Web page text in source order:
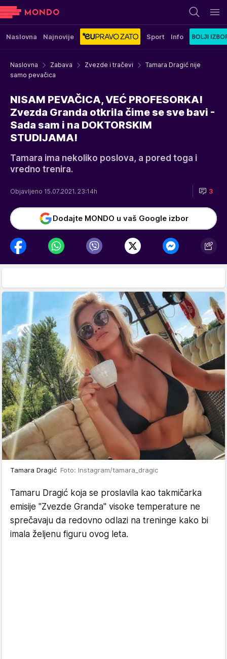
Naslovna Najnovije Sport Info
Naslovna Zabava Zvezde i tračevi
Tamara Dragić nije
samo pevačica
NISAM PEVAČICA, VEĆ PROFESORKA!
Zvezda Granda otkrila čime se sve bavi -
Sada sam i na DOKTORSKIM
STUDIJAMA!
Tamara ima nekoliko poslova, a pored toga i
vredno trenira.
Objavljeno 15.07.2021. 23:14h 3
Dodajte MONDO u vaš Google izbor
Tamara Dragić Foto: Instagram/tamara_dragic
Tamaru Dragić koja se proslavila kao takmičarka
emisije "Zvezde Granda" visoke temperature ne
sprečavaju da redovno odlazi na treninge kako bi
imala željenu figuru ovog leta.